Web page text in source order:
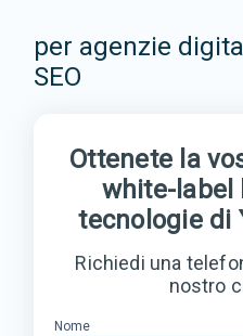
per agenzie
SEO
Ottenete la
white-label
tecnologie di
Richiedi una
nostro
Nome